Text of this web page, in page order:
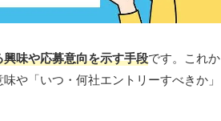
味や応募意向を示す手段です。これか
や「いつ・何社エントリーすべきか」